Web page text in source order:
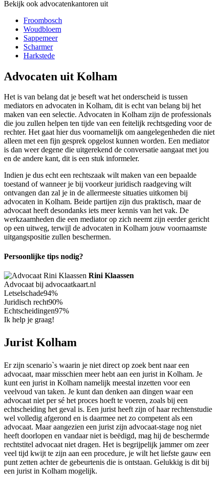
Bekijk ook advocatenkantoren uit
Froombosch
Woudbloem
Sappemeer
Scharmer
Harkstede
Advocaten uit Kolham
Het is van belang dat je beseft wat het onderscheid is tussen
mediators en advocaten in Kolham, dit is echt van belang bij het
maken van een selectie. Advocaten in Kolham zijn de professionals
die jou zullen helpen ten tijde van een feitelijk rechtsgeding voor de
rechter. Het gaat hier dus voornamelijk om aangelegenheden die niet
alleen met een fijn gesprek opgelost kunnen worden. Een mediator
is dan weer degene die uitgerekend de conversatie aangaat met jou
en de andere kant, dit is een stuk informeler.
Indien je dus echt een rechtszaak wilt maken van een bepaalde
toestand of wanneer je bij voorkeur juridisch raadgeving wilt
ontvangen dan zal je in de allermeeste situaties uitkomen bij
advocaten in Kolham. Beide partijen zijn dus praktisch, maar de
advocaat heeft desondanks iets meer kennis van het vak. De
werkzaamheden die een mediator op zich neemt zijn eerder gericht
op een uitweg, terwijl de advocaten in Kolham jouw voornaamste
uitgangspositie zullen beschermen.
Persoonlijke tips nodig?
Rini Klaassen
Advocaat bij advocaatkaart.nl
Letselschade94%
Juridisch recht90%
Echtscheidingen97%
Ik help je graag!
Jurist Kolham
Er zijn scenario`s waarin je niet direct op zoek bent naar een
advocaat, maar misschien meer hebt aan een jurist in Kolham. Je
kunt een jurist in Kolham namelijk meestal inzetten voor een
veelvoud van taken. Je kunt dan denken aan dingen waar een
advocaat niet per sé het proces hoeft te voeren, zoals bij een
echtscheiding het geval is. Een jurist heeft zijn of haar rechtenstudie
wel volledig afgerond en is daarmee net zo competent als een
advocaat. Maar aangezien een jurist zijn advocaat-stage nog niet
heeft doorlopen en vandaar niet is beëdigd, mag hij de beschermde
rechtstitel advocaat niet dragen. Het is begrijpelijk jammer om zeer
veel tijd kwijt te zijn aan een procedure, je wilt het liefste gauw een
punt zetten achter de gebeurtenis die is ontstaan. Gelukkig is dit bij
een jurist in Kolham mogelijk.